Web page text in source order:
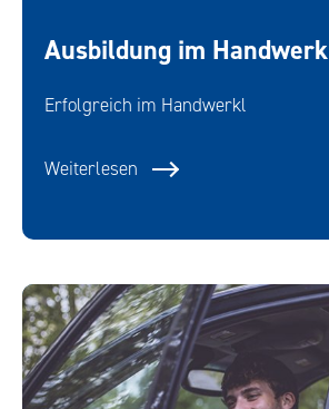
Ausbildung im Handwerk
Erfolgreich im Handwerkl
Weiterlesen